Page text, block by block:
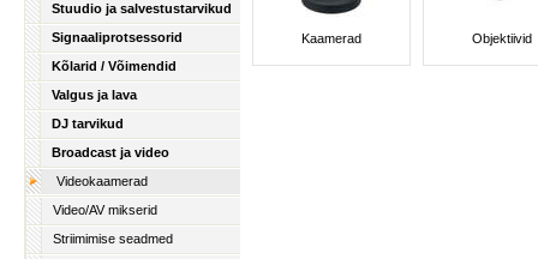
Stuudio ja salvestustarvikud
Signaaliprotsessorid
Kõlarid / Võimendid
Valgus ja lava
DJ tarvikud
Broadcast ja video
Videokaamerad
Video/AV mikserid
Striimimise seadmed
Kaamerad Objektiivid